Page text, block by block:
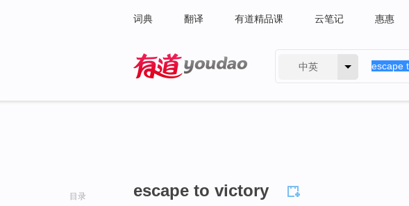
词典 翻译 有道精品课 云笔记 惠惠
中英
目录 escape to victory